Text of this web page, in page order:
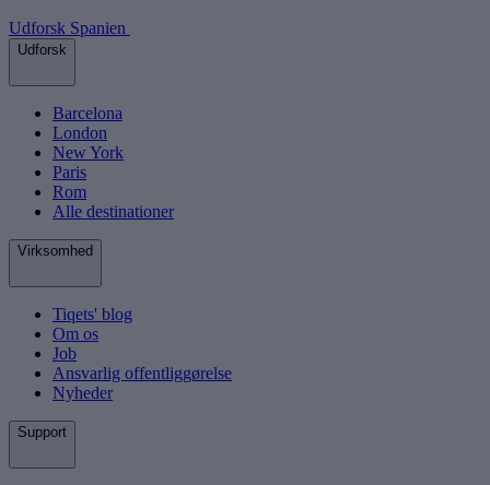
Udforsk Spanien
Udforsk
Barcelona
London
New York
Paris
Rom
Alle destinationer
Virksomhed
Tiqets' blog
Om os
Job
Ansvarlig offentliggørelse
Nyheder
Support